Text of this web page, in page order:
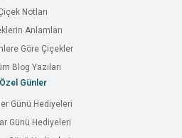
Notları
Anlamları
Göre Çiçekler
Blog Yazıları
Özel Günler
Günü Hediyeleri
Günü Hediyeleri